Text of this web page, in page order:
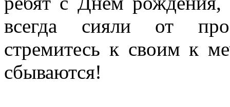
всегда сияли от
стремитесь к своим к
сбываются!